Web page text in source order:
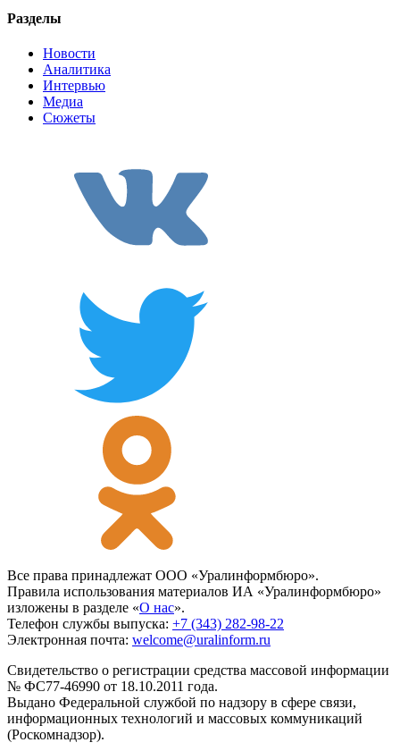
Разделы
Новости
Аналитика
Интервью
Медиа
Сюжеты
Все права принадлежат ООО «Уралинформбюро».
Правила использования материалов ИА «Уралинформбюро»
изложены в разделе «О нас».
Телефон службы выпуска: +7 (343) 282-98-22
Электронная почта: welcome@uralinform.ru
Свидетельство о регистрации средства массовой информации
№ ФС77-46990 от 18.10.2011 года.
Выдано Федеральной службой по надзору в сфере связи,
информационных технологий и массовых коммуникаций
(Роскомнадзор).